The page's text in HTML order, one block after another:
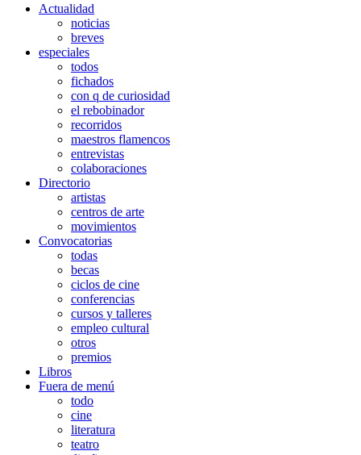
Actualidad
noticias
breves
especiales
todos
fichados
con q de curiosidad
el rebobinador
recorridos
maestros flamencos
entrevistas
colaboraciones
Directorio
artistas
centros de arte
movimientos
Convocatorias
todas
becas
ciclos de cine
conferencias
cursos y talleres
empleo cultural
otros
premios
Libros
Fuera de menú
todo
cine
literatura
teatro